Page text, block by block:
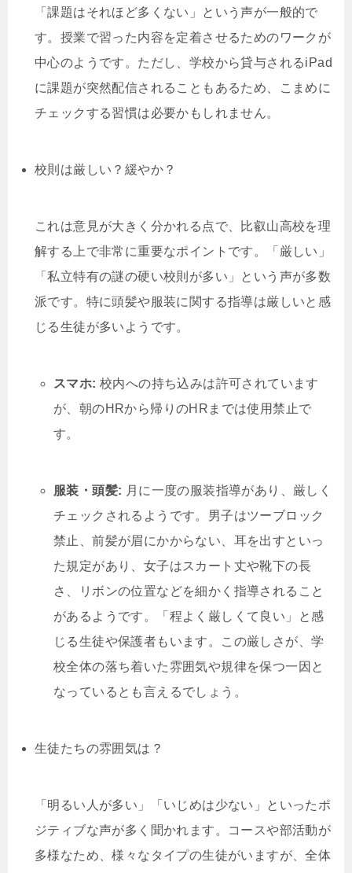
「課題はそれほど多くない」という声が一般的で
す。授業で習った内容を定着させるためのワークが
中心のようです。ただし、学校から貸与されるiPad
に課題が突然配信されることもあるため、こまめに
チェックする習慣は必要かもしれません。
校則は厳しい？緩やか？
これは意見が大きく分かれる点で、比叡山高校を理
解する上で非常に重要なポイントです。「厳しい」
「私立特有の謎の硬い校則が多い」という声が多数
派です。特に頭髪や服装に関する指導は厳しいと感
じる生徒が多いようです。
スマホ: 校内への持ち込みは許可されています
が、朝のHRから帰りのHRまでは使用禁止で
す。
服装・頭髪: 月に一度の服装指導があり、厳しく
チェックされるようです。男子はツーブロック
禁止、前髪が眉にかからない、耳を出すといっ
た規定があり、女子はスカート丈や靴下の長
さ、リボンの位置などを細かく指導されること
があるようです。「程よく厳しくて良い」と感
じる生徒や保護者もいます。この厳しさが、学
校全体の落ち着いた雰囲気や規律を保つ一因と
なっているとも言えるでしょう。
生徒たちの雰囲気は？
「明るい人が多い」「いじめは少ない」といったポ
ジティブな声が多く聞かれます。コースや部活動が
多様なため、様々なタイプの生徒がいますが、全体